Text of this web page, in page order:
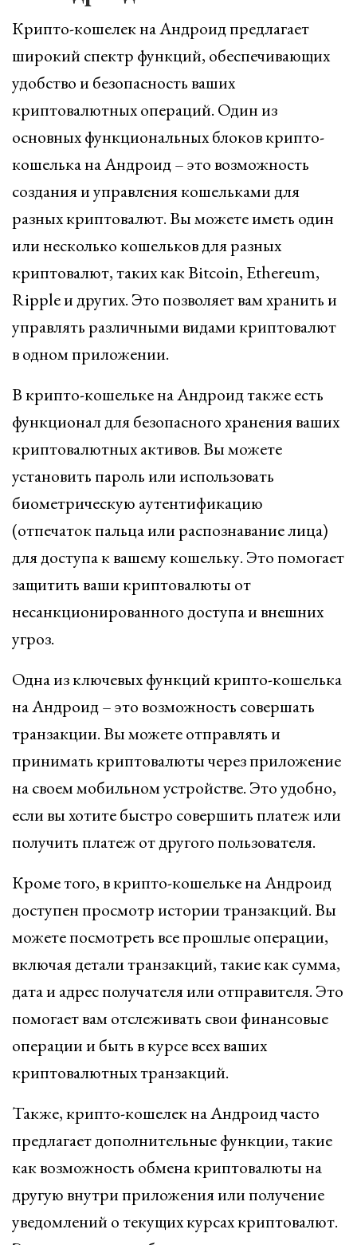
Крипто-кошелек на Андроид предлагает
широкий спектр функций, обеспечивающих
удобство и безопасность ваших
криптовалютных операций. Один из
основных функциональных блоков крипто-
кошелька на Андроид – это возможность
создания и управления кошельками для
разных криптовалют. Вы можете иметь один
или несколько кошельков для разных
криптовалют, таких как Bitcoin, Ethereum,
Ripple и других. Это позволяет вам хранить и
управлять различными видами криптовалют
в одном приложении.
В крипто-кошельке на Андроид также есть
функционал для безопасного хранения ваших
криптовалютных активов. Вы можете
установить пароль или использовать
биометрическую аутентификацию
(отпечаток пальца или распознавание лица)
для доступа к вашему кошельку. Это помогает
защитить ваши криптовалюты от
несанкционированного доступа и внешних
угроз.
Одна из ключевых функций крипто-кошелька
на Андроид – это возможность совершать
транзакции. Вы можете отправлять и
принимать криптовалюты через приложение
на своем мобильном устройстве. Это удобно,
если вы хотите быстро совершить платеж или
получить платеж от другого пользователя.
Кроме того, в крипто-кошельке на Андроид
доступен просмотр истории транзакций. Вы
можете посмотреть все прошлые операции,
включая детали транзакций, такие как сумма,
дата и адрес получателя или отправителя. Это
помогает вам отслеживать свои финансовые
операции и быть в курсе всех ваших
криптовалютных транзакций.
Также, крипто-кошелек на Андроид часто
предлагает дополнительные функции, такие
как возможность обмена криптовалюты на
другую внутри приложения или получение
уведомлений о текущих курсах криптовалют.